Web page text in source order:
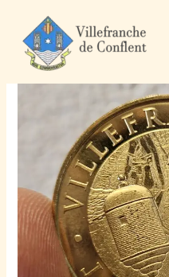
Accueil 2024 mai 28